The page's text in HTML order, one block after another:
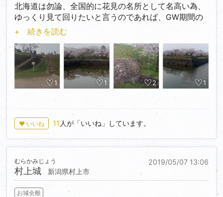
北海道は勿論、全国的に花見の名所として名高い為、
ゆっくり見て回りたいと言うのであれば、GW期間の
桜祭りが絡む時期の来訪はお勧め出来ません。
早朝登城でも、駐車場の確保に難儀する場合が有りま
す。
あまり他人が映らない写真撮影となれば、至難の技と
なるでしょう。
+ 続きを読む
1 1 2 1
♥ いいね 11 人が「いいね」しています。
2019/05/07 13:06
村上城
むらかみじょう
新潟県村上市
お城全般